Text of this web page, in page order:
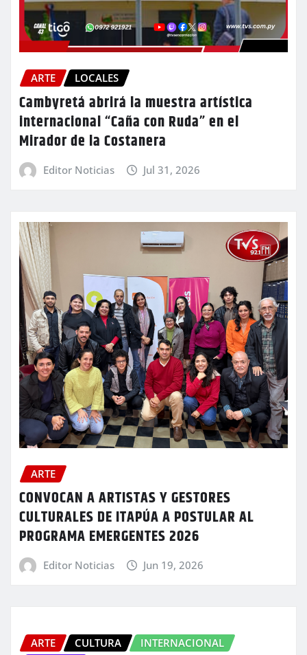
ARTE LOCALES
Cambyretá abrirá la muestra artística
internacional “Caña con Ruda” en el
Mirador de la Costanera
Editor Noticias Jul 31, 2026
ARTE
CONVOCAN A ARTISTAS Y GESTORES
CULTURALES DE ITAPÚA A POSTULAR AL
PROGRAMA EMERGENTES 2026
Editor Noticias Jun 19, 2026
ARTE CULTURA
INTERNACIONAL